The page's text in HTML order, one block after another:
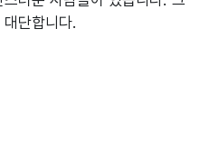
단합니다.